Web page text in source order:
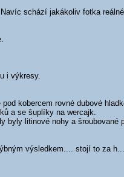
schází jakákoliv fotka
i výkresy.
pod kobercem rovné dubové
a se šuplíky na wercajk.
byly litinové nohy a šroubované
výsledkem.... stojí to za